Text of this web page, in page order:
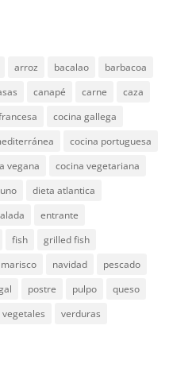
arroz bacalao
barbacoa
canapé carne
caza
cocina gallega
cocina portuguesa
vegana
cocina vegetariana
dieta atlantica
entrante
fish
grilled fish
marisco navidad
pescado
postre pulpo
queso
vegetales verduras